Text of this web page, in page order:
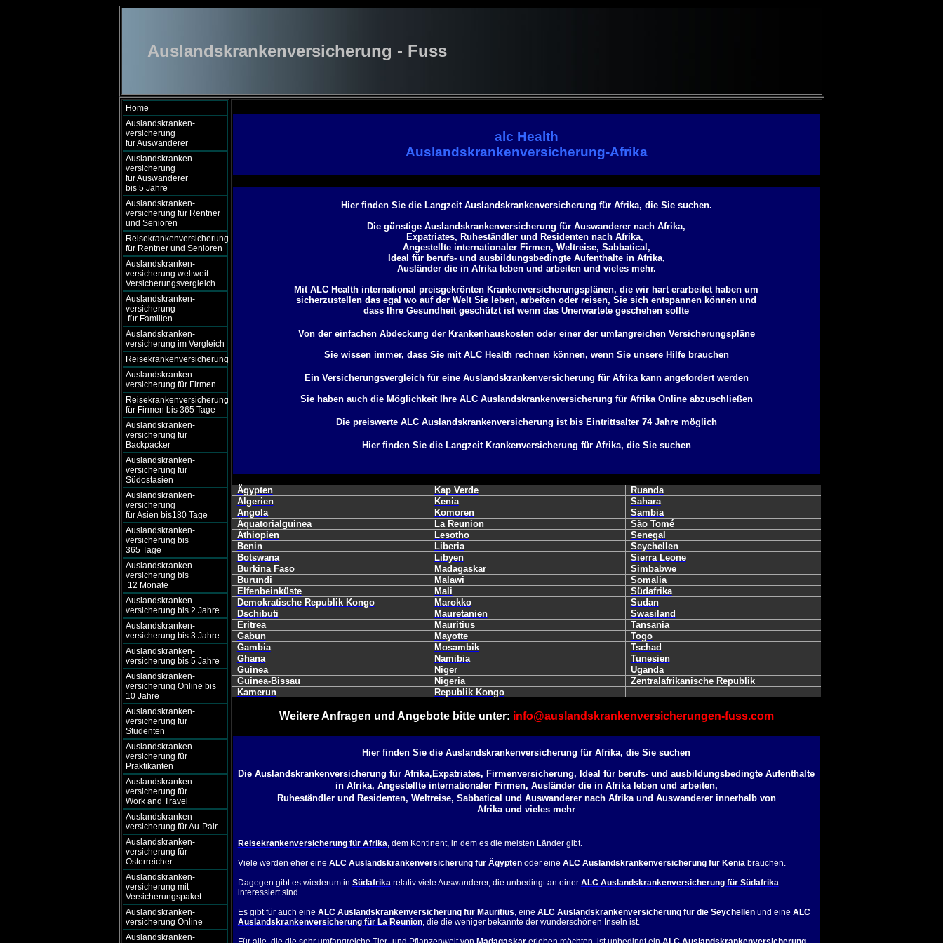
Auslandskrankenversicherung - Fuss
Home
Auslandskranken-
versicherung
für Auswanderer
Auslandskranken-
versicherung
für Auswanderer
bis 5 Jahre
Auslandskranken-
versicherung für Rentner
und Senioren
Reisekrankenversicherung
für Rentner und Senioren
Auslandskranken-
versicherung weltweit
Versicherungsvergleich
Auslandskranken-
versicherung
für Familien
Auslandskranken-
versicherung im Vergleich
Reisekrankenversicherung
Auslandskranken-
versicherung für Firmen
Reisekrankenversicherung
für Firmen bis 365 Tage
Auslandskranken-
versicherung für
Backpacker
Auslandskranken-
versicherung für
Südostasien
Auslandskranken-
versicherung
für Asien bis180 Tage
Auslandskranken-
versicherung bis
365 Tage
Auslandskranken-
versicherung bis
12 Monate
Auslandskranken-
versicherung bis 2 Jahre
Auslandskranken-
versicherung bis 3 Jahre
Auslandskranken-
versicherung bis 5 Jahre
Auslandskranken-
versicherung Online bis
10 Jahre
Auslandskranken-
versicherung für
Studenten
Auslandskranken-
versicherung für
Praktikanten
Auslandskranken-
versicherung für
Work and Travel
Auslandskranken-
versicherung für Au-Pair
Auslandskranken-
versicherung für
Österreicher
Auslandskranken-
versicherung mit
Versicherungspaket
Auslandskranken-
versicherung Online
Auslandskranken-
alc Health
Auslandskrankenversicherung-Afrika
Hier finden Sie die Langzeit Auslandskrankenversicherung für Afrika, die Sie suchen.
Die günstige Auslandskrankenversicherung für Auswanderer nach Afrika,
Expatriates, Ruheständler und Residenten nach Afrika,
Angestellte internationaler Firmen, Weltreise, Sabbatical,
Ideal für berufs- und ausbildungsbedingte Aufenthalte in Afrika,
Ausländer die in Afrika leben und arbeiten und vieles mehr.
Mit ALC Health international preisgekrönten Krankenversicherungsplänen, die wir hart erarbeitet haben um
sicherzustellen das egal wo auf der Welt Sie leben, arbeiten oder reisen, Sie sich entspannen können und
dass Ihre Gesundheit geschützt ist wenn das Unerwartete geschehen sollte
Von der einfachen Abdeckung der Krankenhauskosten oder einer der umfangreichen Versicherungspläne
Sie wissen immer, dass Sie mit ALC Health rechnen können, wenn Sie unsere Hilfe brauchen
Ein Versicherungsvergleich für eine Auslandskrankenversicherung für Afrika kann angefordert werden
Sie haben auch die Möglichkeit Ihre ALC Auslandskrankenversicherung für Afrika Online abzuschließen
Die preiswerte ALC Auslandskrankenversicherung ist bis Eintrittsalter 74 Jahre möglich
Hier finden Sie die Langzeit Krankenversicherung für Afrika, die Sie suchen
Ägypten Kap Verde
Ruanda
Algerien
Kenia
Sahara
Angola
Komoren
Sambia
Äquatorialguinea
La Reunion
São Tomé
Äthiopien
Lesotho
Senegal
Benin
Liberia
Seychellen
Botswana
Libyen
Sierra Leone
Burkina Faso
Madagaskar
Simbabwe
Burundi
Malawi
Somalia
Elfenbeinküste
Mali
Südafrika
Demokratische Republik Kongo
Marokko
Sudan
Dschibuti
Mauretanien
Swasiland
Eritrea
Mauritius
Tansania
Gabun
Mayotte
Togo
Gambia
Mosambik
Tschad
Ghana
Namibia
Tunesien
Guinea
Niger
Uganda
Guinea-Bissau
Nigeria
Zentralafrikanische Republik
Kamerun
Republik Kongo
Weitere Anfragen und Angebote bitte unter: info@auslandskrankenversicherungen-fuss.com
Hier finden Sie die Auslandskrankenversicherung für Afrika, die Sie suchen
Die Auslandskrankenversicherung für Afrika, Expatriates, Firmenversicherung, Ideal für berufs- und ausbildungsbedingte Aufenthalte
in Afrika, Angestellte internationaler Firmen, Ausländer die in Afrika leben und arbeiten,
Ruheständler und Residenten, Weltreise, Sabbatical und Auswanderer nach Afrika und Auswanderer innerhalb von
Afrika und vieles mehr
Reisekrankenversicherung für Afrika, dem Kontinent, in dem es die meisten Länder gibt.
Viele werden eher eine ALC Auslandskrankenversicherung für Ägypten oder eine ALC Auslandskrankenversicherung für Keniabrauchen.
Dagegen gibt es wiederum in Südafrikarelativ viele Auswanderer, die unbedingt an einer ALC Auslandskrankenversicherung für Südafrika
interessiert sind
Es gibt für auch eine ALC Auslandskrankenversicherung für Mauritius, eine ALC Auslandskrankenversicherung für die Seychellenund eine ALC
Auslandskrankenversicherung für La Reunion, die die weniger bekannte der wunderschönen Inseln ist.